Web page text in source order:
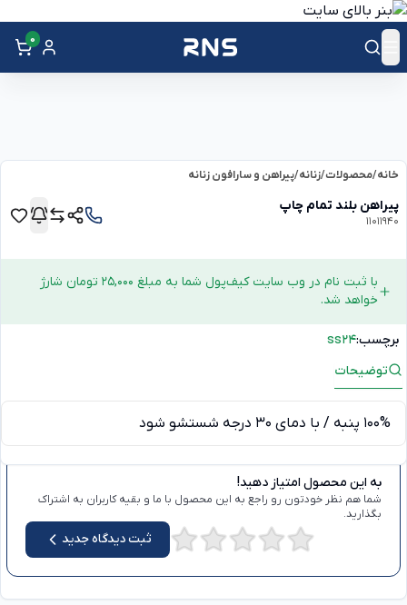
0
خانه/محصولات/زنانه/پیراهن و سارافون زنانه
پیراهن بلند تمام چاپ
11011940
با ثبت نام در وب سایت کیف‌پول شما به مبلغ 25,000 تومان شارژ
خواهد شد.
برچسب:ss24
توضیحات
100% پنبه / با دمای 30 درجه شستشو شود
دیدگاه ها
به این محصول امتیاز دهید!
شما هم نظر خودتون رو راجع به این محصول با ما و بقیه کاربران به اشتراک
بگذارید.
ثبت دیدگاه جدید